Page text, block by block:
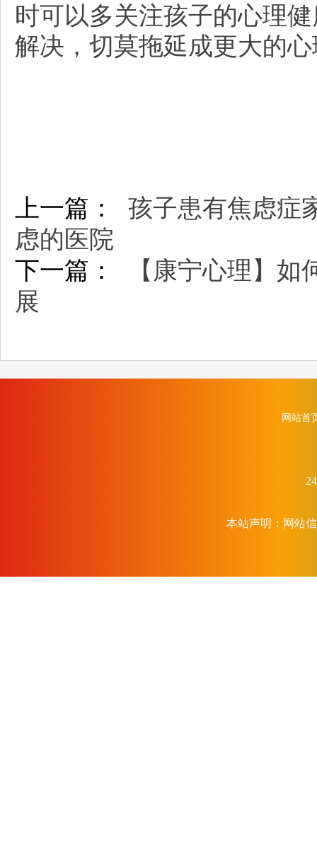
时可以多关注孩子的心理
解决，切莫拖延成更大的
上一篇：
孩子患有焦虑症
虑的医院
下一篇：
【康宁心理】
展
网站首
本站声明：网站